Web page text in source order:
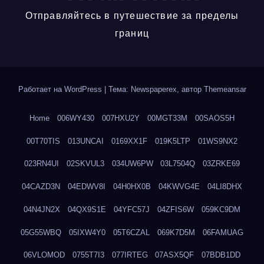
Отправляйтесь в путешествие за пределы
границ
Работает на WordPress Тема: Newspaperex, автор Themeansar
Home 006WY430 007HXU2Y 00MGT33M 00SAOS5H
00T70TIS 013UNCAI 0169XX1F 019K5LTP 01WS9NX2
023RN4UI 02SKVUL3 034UW6PW 03L7504Q 03ZRKE69
04CAZD3N 04EDWV8I 04H0HX0B 04KWVG4E 04LI8DHX
04N4JN2X 04QX9S1E 04YFC57J 04ZFIS6W 059KC9DM
05G55WBQ 05IXW4Y0 05T6CZAL 069K7D5M 06FAMUAG
06VLOMOD 0755T7I3 077IRTEG 07ASX5QF 07BDB1DD